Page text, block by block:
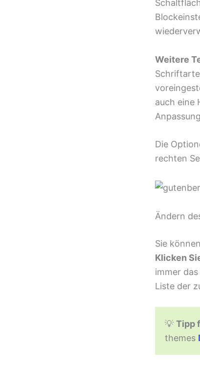
Weitere
auch eine
Die
rechten
Ändern
Sie
Klicken
immer
Liste der
💡 Tipp
themes